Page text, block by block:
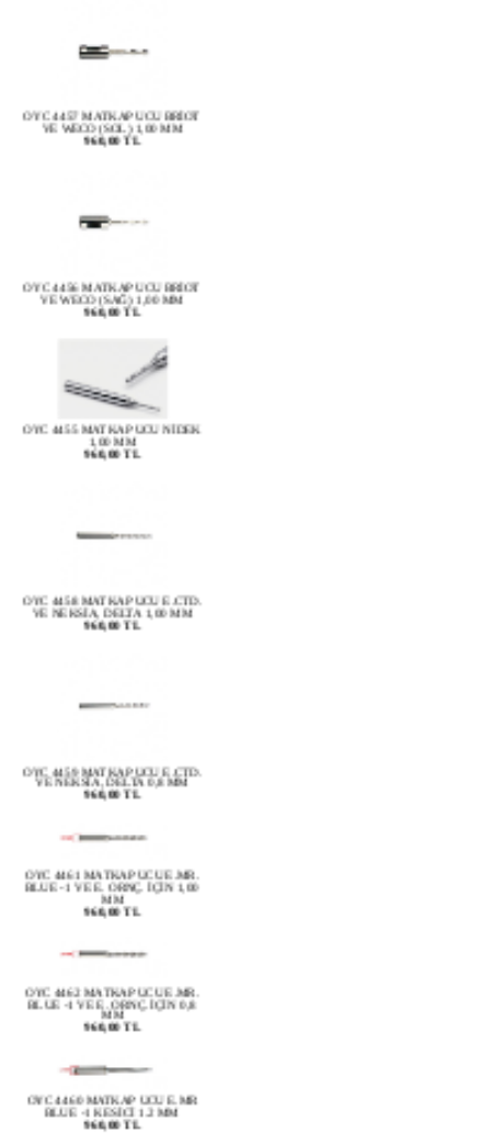
VE WECO (SOL) 1,00 MM
960,00 TL
VE WECO (SAĞ) 1,00 MM
960,00 TL
OYC 4455 MATKAP UCU NİDEK
1,00 MM
960,00 TL
VE NEKSİA, DELTA 1,00 MM
960,00 TL
960,00 TL
BLUE -1 VE E. ORNÇ. İÇİN 1,00
MM
960,00 TL
MM
960,00 TL
BLUE -1 KESİCİ 1.2 MM
960,00 TL